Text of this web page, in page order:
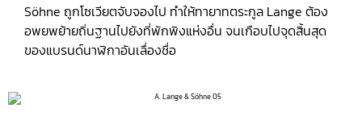
Söhne ถูกโซเวียตจับจองไป ทำให้ทายาทตระกูล Lange ต้อง
อพยพย้ายถิ่นฐานไปยังที่พักพิงแห่งอื่น จนเกือบไปจุดสิ้นสุด
ของแบรนด์นาฬิกาอันเลื่องชื่อ